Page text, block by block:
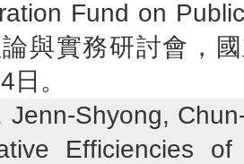
Fund on
與實務研討會，
日。
Jenn-Shyong,
Efficiencies